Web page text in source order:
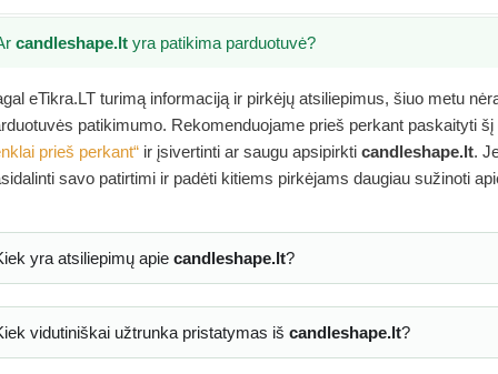
candleshape.lt yra patikima parduotuvė?
eTikra.LT turimą informaciją ir pirkėjų atsiliepimus, šiuo metu
patikimumo. Rekomenduojame prieš perkant paskaityti šį
prieš perkant“ ir įsivertinti ar saugu apsipirkti candleshape.lt.
savo patirtimi ir padėti kitiems pirkėjams daugiau sužinoti
yra atsiliepimų apie candleshape.lt?
vidutiniškai užtrunka pristatymas iš candleshape.lt?